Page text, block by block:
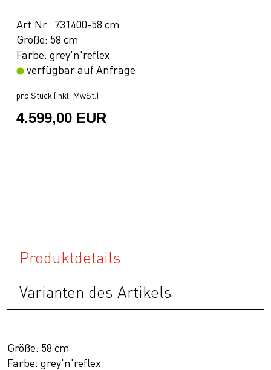
Art.Nr. 731400-58 cm
Größe: 58 cm
Farbe: grey'n'reflex
verfügbar auf Anfrage
pro Stück (inkl. MwSt.)
4.599,00 EUR
Produktdetails
Varianten des Artikels
Größe: 58 cm
Farbe: grey'n'reflex